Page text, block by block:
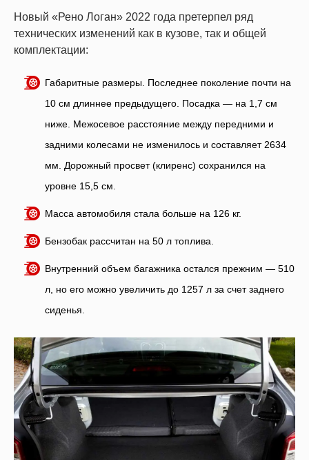
Новый «Рено Логан» 2022 года претерпел ряд
технических изменений как в кузове, так и общей
комплектации:
Габаритные размеры. Последнее поколение почти на
10 см длиннее предыдущего. Посадка — на 1,7 см
ниже. Межосевое расстояние между передними и
задними колесами не изменилось и составляет 2634
мм. Дорожный просвет (клиренс) сохранился на
уровне 15,5 см.
Масса автомобиля стала больше на 126 кг.
Бензобак рассчитан на 50 л топлива.
Внутренний объем багажника остался прежним — 510
л, но его можно увеличить до 1257 л за счет заднего
сиденья.